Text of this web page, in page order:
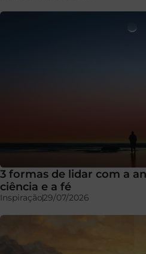
3 formas de lidar com a
ciência e a fé
Inspiração29/07/2026